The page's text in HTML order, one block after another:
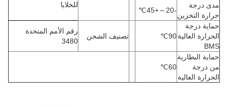
للخلايا
مدى درجة
حرارة التخزين
-20
～
+45
℃
حماية درجة
الحرارة العالية
BMS
90
℃ تصنيف الشحن
رقم الأمم المتحدة
3480
حماية البطارية
من درجة
الحرارة العالية
60
℃